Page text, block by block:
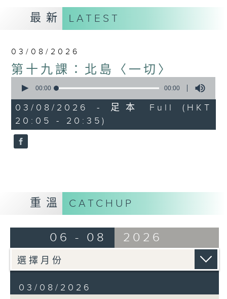
最新 LATEST
03/08/2026
第十九課：北島〈一切〉
seconds
0
seconds
00:00 00:00
03/08/2026 - 足本 Full (HKT
20:05 - 20:35)
重溫 CATCHUP
06 - 08 2026
03/08/2026